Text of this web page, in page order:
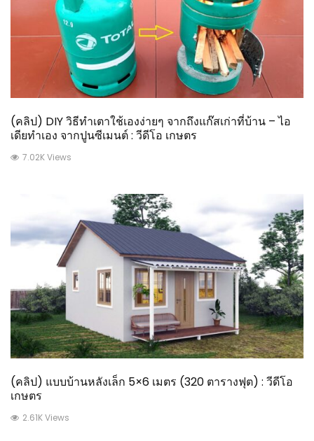
(คลิป) DIY วิธีทำเตาใช้เองง่ายๆ จากถึงแก๊สเก่าที่บ้าน – ไอ
เดียทำเอง จากปูนซีเมนต์ : วีดีโอ เกษตร
7.02K Views
(คลิป) แบบบ้านหลังเล็ก 5×6 เมตร (320 ตารางฟุต) : วีดีโอ
เกษตร
2.61K Views